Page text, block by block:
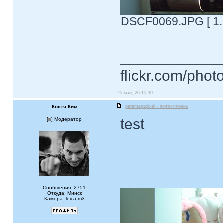
DSCF0069.JPG [
flickr.com/
25 май, 26 15:39
Костя Ким paramegapixel - почти плёнка
[ ] Модератор
Сообщения: 2751
Откуда: Минск
Камера: leica m3
test